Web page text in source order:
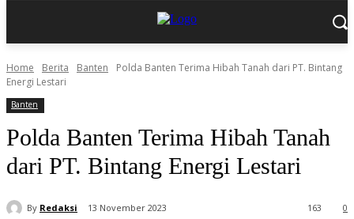
Home Berita Banten
Polda Banten Terima Hibah Tanah dari PT. Bintang
Energi Lestari
Banten
Polda Banten Terima Hibah Tanah
dari PT. Bintang Energi Lestari
By Redaksi 13 November 2023 0
163